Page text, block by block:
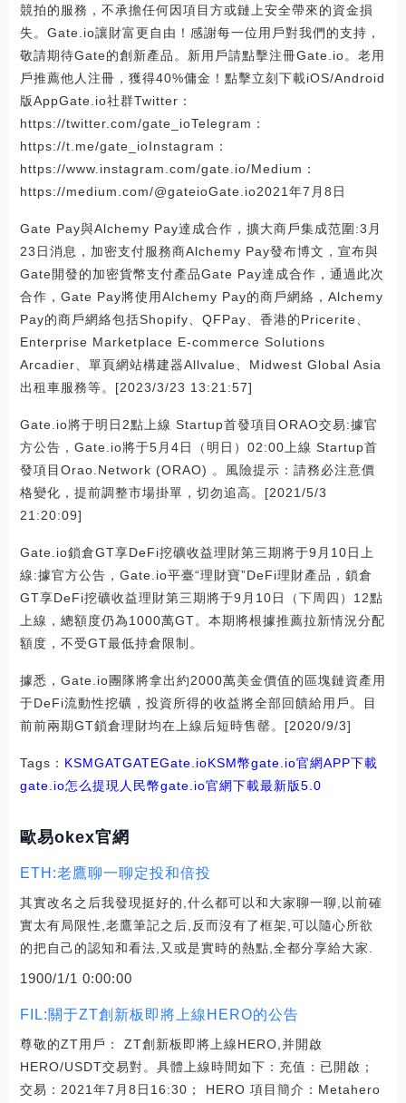
競拍的服務，不承擔任何因項目方或鏈上安全帶來的資金損
失。Gate.io讓財富更自由！感謝每一位用戶對我們的支持，
敬請期待Gate的創新產品。新用戶請點擊注冊Gate.io。老用
戶推薦他人注冊，獲得40%傭金！點擊立刻下載iOS/Android
版AppGate.io社群Twitter：
https://twitter.com/gate_ioTelegram：
https://t.me/gate_ioInstagram：
https://www.instagram.com/gate.io/Medium：
https://medium.com/@gateioGate.io2021年7月8日
Gate Pay與Alchemy Pay達成合作，擴大商戶集成范圍:3月
23日消息，加密支付服務商Alchemy Pay發布博文，宣布與
Gate開發的加密貨幣支付產品Gate Pay達成合作，通過此次
合作，Gate Pay將使用Alchemy Pay的商戶網絡，Alchemy
Pay的商戶網絡包括Shopify、QFPay、香港的Pricerite、
Enterprise Marketplace E-commerce Solutions
Arcadier、單頁網站構建器Allvalue、Midwest Global Asia
出租車服務等。[2023/3/23 13:21:57]
Gate.io將于明日2點上線 Startup首發項目ORAO交易:據官
方公告，Gate.io將于5月4日（明日）02:00上線 Startup首
發項目Orao.Network (ORAO) 。風險提示：請務必注意價
格變化，提前調整市場掛單，切勿追高。[2021/5/3
21:20:09]
Gate.io鎖倉GT享DeFi挖礦收益理財第三期將于9月10日上
線:據官方公告，Gate.io平臺“理財寶”DeFi理財產品，鎖倉
GT享DeFi挖礦收益理財第三期將于9月10日（下周四）12點
上線，總額度仍為1000萬GT。本期將根據推薦拉新情況分配
額度，不受GT最低持倉限制。
據悉，Gate.io團隊將拿出約2000萬美金價值的區塊鏈資產用
于DeFi流動性挖礦，投資所得的收益將全部回饋給用戶。目
前前兩期GT鎖倉理財均在上線后短時售罄。[2020/9/3]
Tags： KSMGATGATEGate.ioKSM幣gate.io官網APP下載
gate.io怎么提現人民幣gate.io官網下載最新版5.0
歐易okex官網
ETH:老鷹聊一聊定投和倍投
其實改名之后我發現挺好的,什么都可以和大家聊一聊,以前確
實太有局限性,老鷹筆記之后,反而沒有了框架,可以隨心所欲
的把自己的認知和看法,又或是實時的熱點,全都分享給大家.
1900/1/1 0:00:00
FIL:關于ZT創新板即將上線HERO的公告
尊敬的ZT用戶： ZT創新板即將上線HERO,并開啟
HERO/USDT交易對。具體上線時間如下：充值：已開啟；
交易：2021年7月8日16:30； HERO 項目簡介：Metahero